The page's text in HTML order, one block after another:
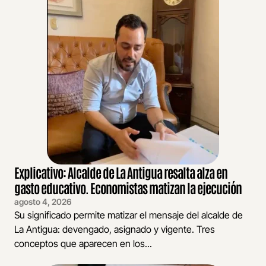
Explicativo: Alcalde de La Antigua resalta alza en
gasto educativo. Economistas matizan la ejecución
agosto 4, 2026
Su significado permite matizar el mensaje del alcalde de
La Antigua: devengado, asignado y vigente. Tres
conceptos que aparecen en los...